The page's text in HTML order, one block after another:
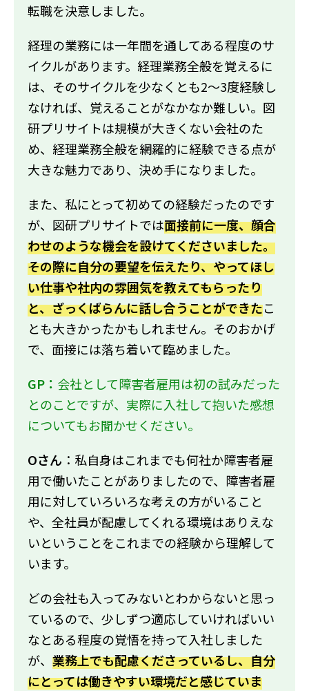
転職を決意しました。
経理の業務には一年間を通してある程度のサ
イクルがあります。経理業務全般を覚えるに
は、そのサイクルを少なくとも2～3度経験し
なければ、覚えることがなかなか難しい。図
研プリサイトは規模が大きくない会社のた
め、経理業務全般を網羅的に経験できる点が
大きな魅力であり、決め手になりました。
また、私にとって初めての経験だったのです
が、図研プリサイトでは面接前に一度、顔合
わせのような機会を設けてくださいました。
その際に自分の要望を伝えたり、やってほし
い仕事や社内の雰囲気を教えてもらったり
と、ざっくばらんに話し合うことができたこ
とも大きかったかもしれません。そのおかげ
で、面接には落ち着いて臨めました。
GP： 会社として障害者雇用は初の試みだった
とのことですが、実際に入社して抱いた感想
についてもお聞かせください。
Oさん ：私自身はこれまでも何社か障害者雇
用で働いたことがありましたので、障害者雇
用に対していろいろな考えの方がいること
や、全社員が配慮してくれる環境はありえな
いということをこれまでの経験から理解して
います。
どの会社も入ってみないとわからないと思っ
ているので、少しずつ適応していければいい
なとある程度の覚悟を持って入社しました
が、 業務上でも配慮くださっているし、自分
にとっては働きやすい環境だと感じていま